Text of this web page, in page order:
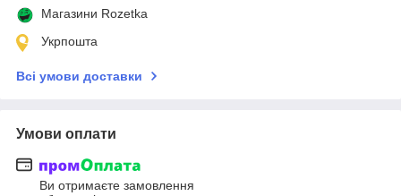
Магазини Rozetka
Укрпошта
Всі умови доставки
Умови оплати
Ви отримаєте замовлення